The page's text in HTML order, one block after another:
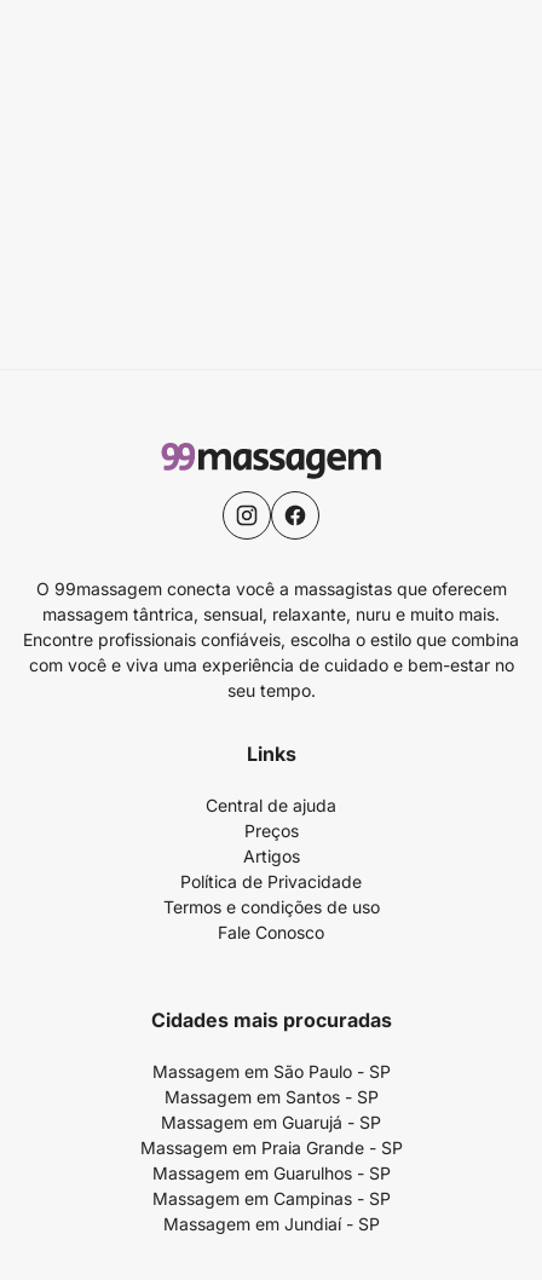
O 99massagem conecta você a massagistas que oferecem
massagem tântrica, sensual, relaxante, nuru e muito mais.
Encontre profissionais confiáveis, escolha o estilo que combina
com você e viva uma experiência de cuidado e bem-estar no
seu tempo.
Links
Central de ajuda
Preços
Artigos
Política de Privacidade
Termos e condições de uso
Fale Conosco
Cidades mais procuradas
Massagem em São Paulo - SP
Massagem em Santos - SP
Massagem em Guarujá - SP
Massagem em Praia Grande - SP
Massagem em Guarulhos - SP
Massagem em Campinas - SP
Massagem em Jundiaí - SP